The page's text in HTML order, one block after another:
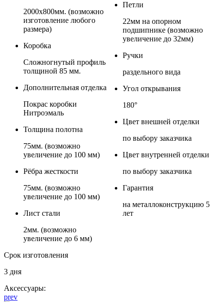
2000х800мм. (возможно
изготовление любого
размера)
Коробка
Сложногнутый профиль
толщиной 85 мм.
Дополнительная отделка
Покрас коробки
Нитроэмаль
Толщина полотна
75мм. (возможно
увеличение до 100 мм)
Рёбра жесткости
75мм. (возможно
увеличение до 100 мм)
Лист стали
2мм. (возможно
увеличение до 6 мм)
Петли
22мм на опорном
подшипнике (возможно
увеличение до 32мм)
Ручки
раздельного вида
Угол открывания
180°
Цвет внешней отделки
по выбору заказчика
Цвет внутренней отделки
по выбору заказчика
Гарантия
на металлоконструкцию 5
лет
Срок изготовления
3 дня
Аксессуары:
prev